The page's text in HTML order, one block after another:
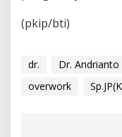
(pkip/bti)
dr. Dr. Andrianto
overwork